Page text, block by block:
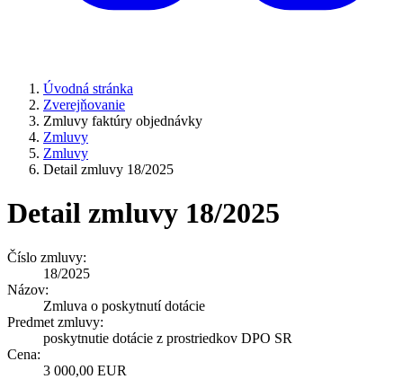
Úvodná stránka
Zverejňovanie
Zmluvy faktúry objednávky
Zmluvy
Zmluvy
Detail zmluvy 18/2025
Detail zmluvy 18/2025
Číslo zmluvy:
18/2025
Názov:
Zmluva o poskytnutí dotácie
Predmet zmluvy:
poskytnutie dotácie z prostriedkov DPO SR
Cena:
3 000,00 EUR